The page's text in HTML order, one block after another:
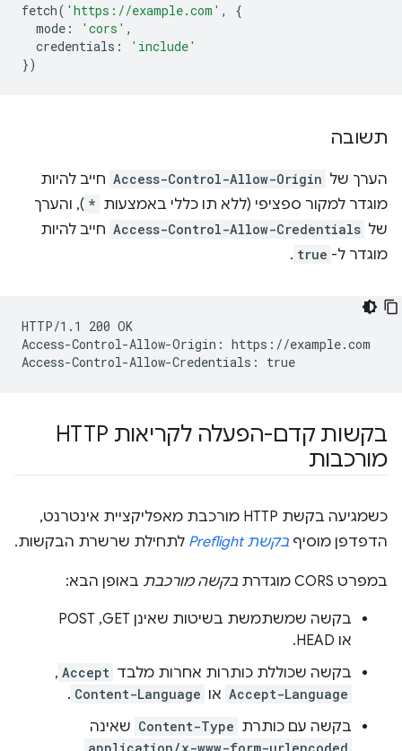
fetch( 'https://example.com' ,
{
mode : 'cors' ,
credentials :
'include'
})
תשובה
הערך של Access-Control-Allow-Origin חייב להיות
מוגדר למקור ספציפי (ללא תו כללי באמצעות * ), והערך
של Access-Control-Allow-Credentials חייב להיות
מוגדר ל- true
.
HTTP/1.1 200 OK
Access-Control-Allow-Origin: https://example.com
בקשות קדם-הפעלה לקריאות HTTP
מורכבות
כשמגיעה בקשת HTTP מורכבת מאפליקציית אינטרנט,
הדפדפן מוסיף בקשת Preflight לתחילת שרשרת הבקשות.
במפרט CORS מוגדרת בקשה מורכבת באופן הבא:
בקשה שמשתמשת בשיטות שאינן GET,‏ POST
או HEAD.
בקשה שכוללת כותרות אחרות מלבד Accept
,
Accept-Language או Content-Language
.
בקשה עם כותרת Content-Type שאינה
application/x-www-form-urlencoded